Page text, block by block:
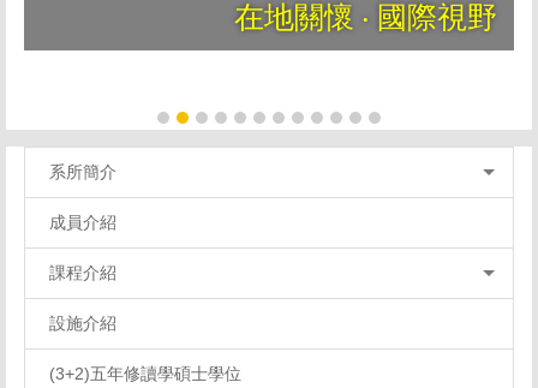
在地關懷 ‧ 國際視野
系所簡介
成員介紹
課程介紹
設施介紹
(3+2)五年修讀學碩士學位